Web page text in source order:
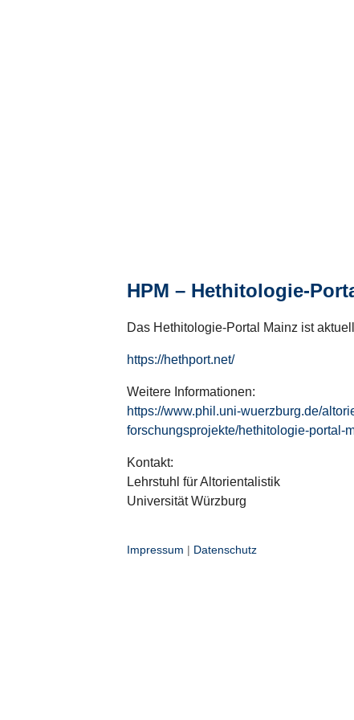
HPM – Hethitologie-
Das Hethitologie-Portal Mainz ist
https://hethport.net/
Weitere Informationen:
https://www.phil.uni-wuerzburg.de/
forschungsprojekte/hethitologie-portal-
Kontakt:
Lehrstuhl für Altorientalistik
Universität Würzburg
Impressum | Datenschutz